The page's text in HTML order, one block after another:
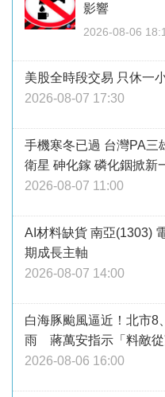
影響
2026-08-06
美股全時段交易 只休一
2026-08-07 17:30
手機寒冬已過 台灣PA三
衛星 砷化鎵 磷化銦掀新
2026-08-07 11:00
AI材料缺貨 南亞(1303)
期成長主軸
2026-08-07 14:00
白海豚颱風逼近！北市8
雨 蔣萬安指示「料敵從
2026-08-06 16:00